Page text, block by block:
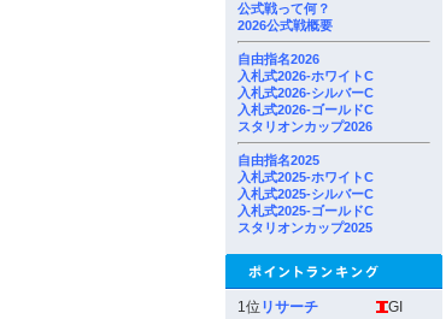
公式戦って何？
2026公式戦概要
自由指名2026
入札式2026-ホワイトC
入札式2026-シルバーC
入札式2026-ゴールドC
スタリオンカップ2026
自由指名2025
入札式2025-ホワイトC
入札式2025-シルバーC
入札式2025-ゴールドC
スタリオンカップ2025
1位 リサーチ
GI